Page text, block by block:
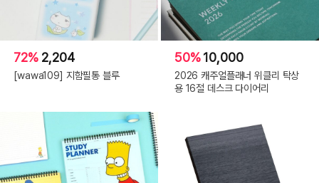
72% 2,204
[wawa109] 지함필통 블루
50%10,000
2026 캐주얼플래너 위클리 탁상
용 16절 데스크 다이어리